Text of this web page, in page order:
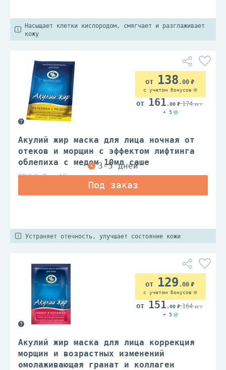
Насыщает клетки кислородом, смягчает и разглаживает
кожу
Акулий жир маска для лица ночная от
отеков и морщин с эффектом лифтинга
облепиха с медом 10мл саше
ТВИНС Тэк АО
138 .00
с учетом бонусов
161 .00 174.00
+ 5
Устраняет отечность, улучшает состояние кожи
Акулий жир маска для лица коррекция
морщин и возрастных изменений
омолаживающая гранат и коллаген
129 .00
с учетом бонусов
151 .00 164.00
+ 5